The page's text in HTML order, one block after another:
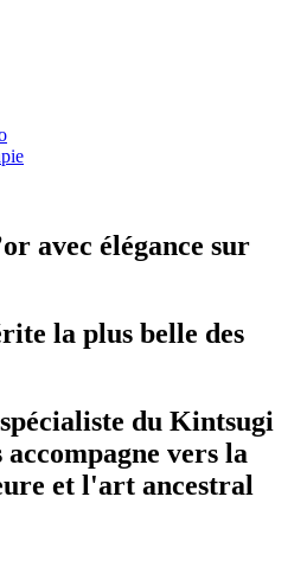
avec élégance sur
la plus belle des
du Kintsugi
accompagne vers la
et l'art ancestral